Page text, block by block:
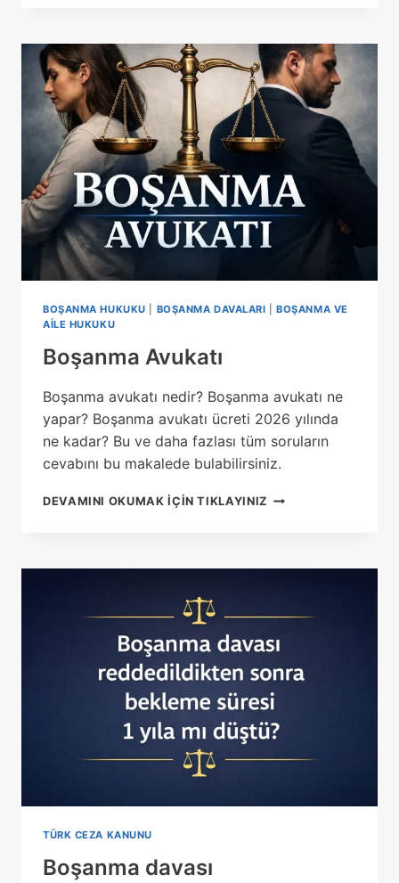
ARABA
PAYLAŞIMI
BOŞANMA HUKUKU BOŞANMA DAVALARI |BOŞANMA VE
AILE HUKUKU
Boşanma Avukatı
Boşanma avukatı nedir? Boşanma avukatı ne
yapar? Boşanma avukatı ücreti 2026 yılında
ne kadar? Bu ve daha fazlası tüm soruların
cevabını bu makalede bulabilirsiniz.
DEVAMINI OKUMAK IÇIN TIKLAYINIZ BOŞANMA
TÜRK CEZA KANUNU
Boşanma davası